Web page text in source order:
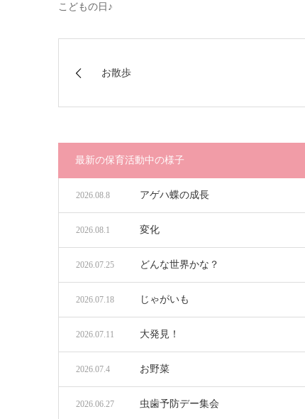
こどもの日♪
お散歩
最新の保育活動中の様子
アゲハ蝶の成長
2026.08.8
変化
2026.08.1
どんな世界かな？
2026.07.25
じゃがいも
2026.07.18
大発見！
2026.07.11
お野菜
2026.07.4
虫歯予防デー集会
2026.06.27